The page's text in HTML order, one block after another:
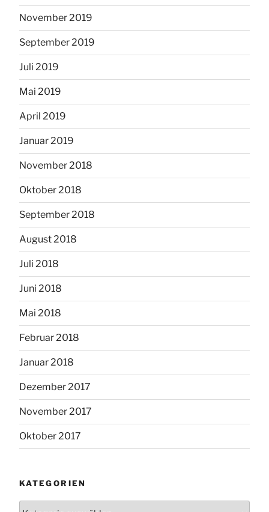
November 2019
September 2019
Juli 2019
Mai 2019
April 2019
Januar 2019
November 2018
Oktober 2018
September 2018
August 2018
Juli 2018
Juni 2018
Mai 2018
Februar 2018
Januar 2018
Dezember 2017
November 2017
Oktober 2017
KATEGORIEN